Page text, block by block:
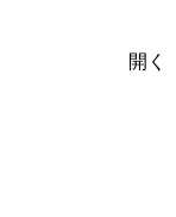
開く